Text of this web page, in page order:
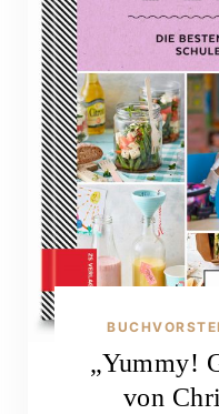
„Yummy!
von